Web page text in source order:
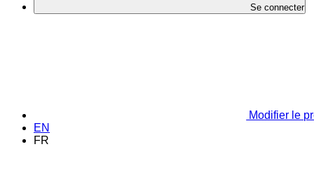
Se connecter
Modifier le
EN
FR